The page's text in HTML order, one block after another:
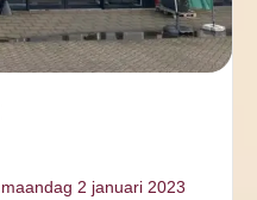
2 januari 2023